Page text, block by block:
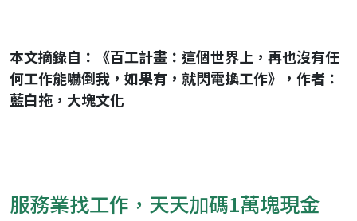
本文摘錄自：《百工計畫：這個世界上，再也沒有任
何工作能嚇倒我，如果有，就閃電換工作》，作者：
藍白拖，大塊文化
服務業找工作，天天加碼1萬塊現金